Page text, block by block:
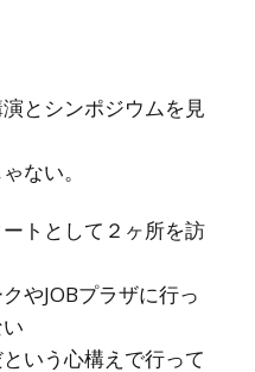
とシンポジウムを見
ない。
トとして２ヶ所を訪
やJOBプラザに行っ
いう心構えで行って